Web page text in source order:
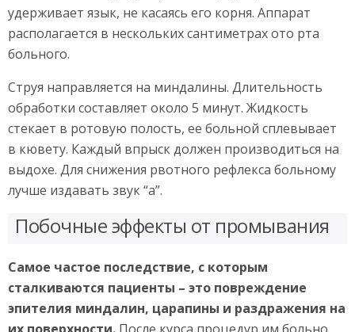
удерживает язык, не касаясь его корня. Аппарат
располагается в нескольких сантиметрах ото рта
больного.
Струя направляется на миндалины. Длительность
обработки составляет около 5 минут. Жидкость
стекает в ротовую полость, ее больной сплевывает
в кювету. Каждый впрыск должен производиться на
выдохе. Для снижения рвотного рефлекса больному
лучше издавать звук “а”.
Побочные эффекты от промывания
Самое частое последствие, с которым
сталкиваются пациенты – это повреждение
эпителия миндалин, царапины и раздражения на